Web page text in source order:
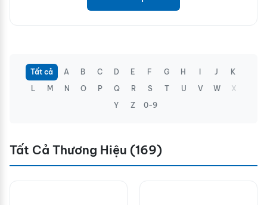
Tất cả A B C D E F G H J
K
L
M N O P Q R S T U V W
X
Y
Z 0-9
Tất Cả Thương Hiệu (169)